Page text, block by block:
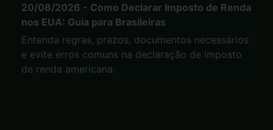
20/08/2026 - Como Declarar Imposto de Renda
nos EUA: Guia para Brasileiras
Entenda regras, prazos, documentos necessários
e evite erros comuns na declaração de imposto
de renda americana.